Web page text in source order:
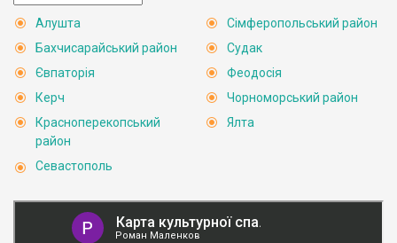
Алушта
Бахчисарайський район
Євпаторія
Керч
Красноперекопський
район
Севастополь
Сімферопольський район
Судак
Феодосія
Чорноморський район
Ялта